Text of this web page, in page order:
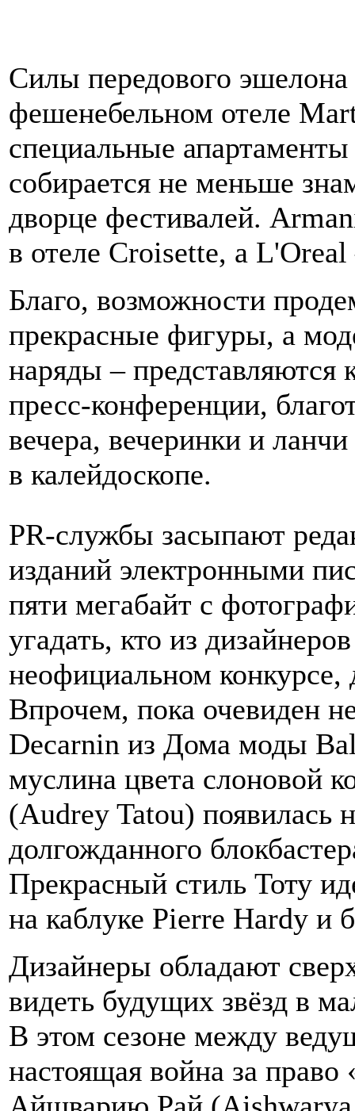
Силы передового
фешенебельном отеле
специальные
собирается не меньше
дворце фестивалей.
в отеле Croisette, а
Благо, возможности
прекрасные фигуры, а
наряды –
пресс-конференции,
вечера, вечеринки и
в калейдоскопе.
PR-службы засыпают
изданий электронными
пяти мегабайт с
угадать, кто из
неофициальном конкурсе,
Впрочем, пока очевиден
Decarnin из Дома моды
муслина цвета слоновой
(Audrey Tatou) появилась
долгожданного
Прекрасный стиль Тоту
на каблуке Pierre Hardy и
Дизайнеры обладают
видеть будущих звёзд в
В этом сезоне между
настоящая война за